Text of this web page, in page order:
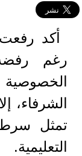
أكد
رغم
الشرفاء،
تمثل
التعليمية.